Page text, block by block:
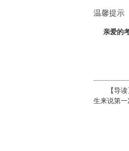
温馨提示
亲爱的
【导读】
生来说第